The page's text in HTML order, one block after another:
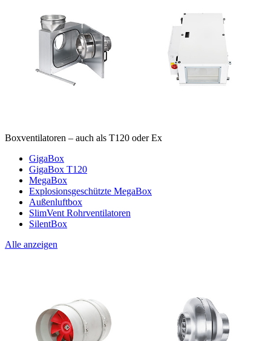
Boxventilatoren – auch als T120 oder Ex
GigaBox
GigaBox T120
MegaBox
Explosionsgeschützte MegaBox
Außenluftbox
SlimVent Rohrventilatoren
SilentBox
Alle anzeigen